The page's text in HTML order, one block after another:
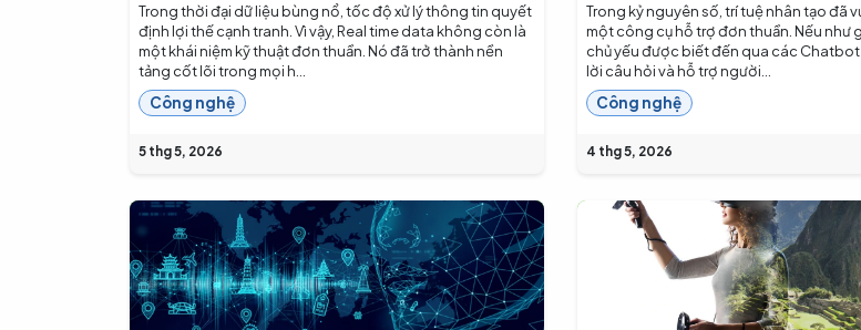
Trong thời đại dữ liệu bùng nổ, tốc độ xử lý thông tin quyết
định lợi thế cạnh tranh. Vì vậy, Real time data không còn là
một khái niệm kỹ thuật đơn thuần. Nó đã trở thành nền
tảng cốt lõi trong mọi h...
Công nghệ
5 thg 5, 2026
Trong kỷ nguyên số, trí tuệ nhân tạo đã
một công cụ hỗ trợ đơn thuần. Nếu như
chủ yếu được biết đến qua các Chatbot
lời câu hỏi và hỗ trợ người...
Công nghệ
4 thg 5, 2026